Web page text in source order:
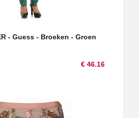
- Guess - Broeken - Groen
€ 46.16